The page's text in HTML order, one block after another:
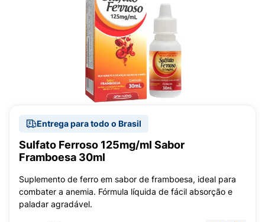
Entrega para todo o Brasil
Sulfato Ferroso 125mg/ml Sabor
Framboesa 30ml
Suplemento de ferro em sabor de framboesa, ideal para
combater a anemia. Fórmula líquida de fácil absorção e
paladar agradável.